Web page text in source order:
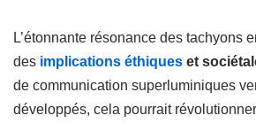
L’étonnante résonance des tachyons
des implications éthiques et
de communication superluminiques
développés, cela pourrait